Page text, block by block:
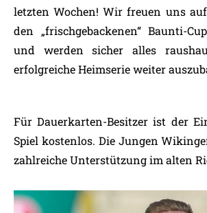
letzten Wochen! Wir freuen uns auf
den „frischgebackenen“ Baunti-
und werden sicher alles
erfolgreiche Heimserie weiter
Für Dauerkarten-Besitzer ist der
Spiel kostenlos. Die Jungen
zahlreiche Unterstützung im alten